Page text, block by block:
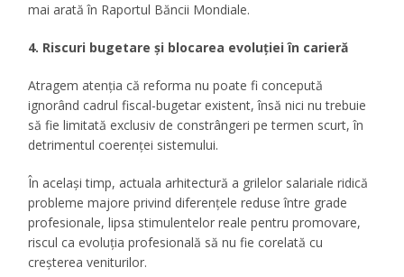
mai arată în Raportul Băncii Mondiale.
4. Riscuri bugetare și blocarea evoluției în carieră
Atragem atenția că reforma nu poate fi concepută
ignorând cadrul fiscal-bugetar existent, însă nici nu trebuie
să fie limitată exclusiv de constrângeri pe termen scurt, în
detrimentul coerenței sistemului.
În același timp, actuala arhitectură a grilelor salariale ridică
probleme majore privind diferențele reduse între grade
profesionale, lipsa stimulentelor reale pentru promovare,
riscul ca evoluția profesională să nu fie corelată cu
creșterea veniturilor.